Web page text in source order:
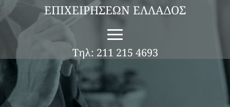
ΕΠΙΧΕΙΡΗΣΕΩΝ ΕΛΛΑΔΟΣ
Τηλ: 211 215 4693